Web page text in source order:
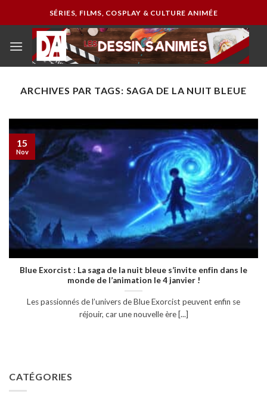
SÉRIES, FILMS, COSPLAY & CULTURE ANIMÉE
ARCHIVES PAR TAGS: SAGA DE LA NUIT BLEUE
Blue Exorcist : La saga de la nuit bleue s’invite enfin dans le
monde de l’animation le 4 janvier !
Les passionnés de l’univers de Blue Exorcist peuvent enfin se
réjouir, car une nouvelle ère [...]
15
Nov
CATÉGORIES